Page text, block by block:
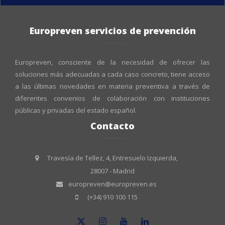
Europreven servicios de prevención
Europreven, consciente de la necesidad de ofrecer las
soluciones más adecuadas a cada caso concreto, tiene acceso
a las últimas novedades en materia preventiva a través de
diferentes convenios de colaboración con instituciones
públicas y privadas del estado español.
Contacto
Travesía de Tellez, 4, Entresuelo Izquierda,
28007 - Madrid
europreven@europreven.es
(+34) 910 100 115